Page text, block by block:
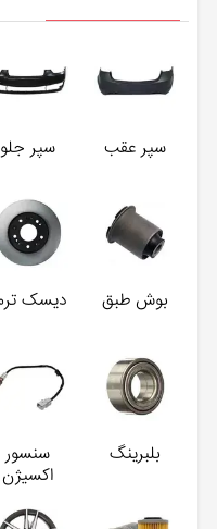
سپر عقب سپر جلو
بوش طبق دیسک
بلبرینگ
سنسور
اکسیژن